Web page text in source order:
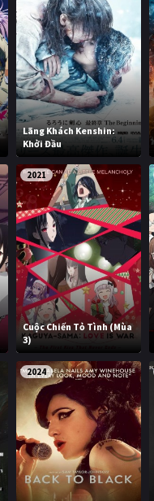
Lãng Khách Kenshin:
Khởi Đầu
2021
Cuộc Chiến Tỏ Tình (Mùa
3)
2024